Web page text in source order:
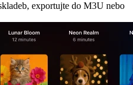
exportujte do M3U nebo